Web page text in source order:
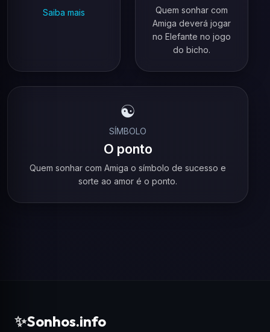
Saiba mais
Quem sonhar com
Amiga deverá jogar
no Elefante no jogo
do bicho.
☯️
SÍMBOLO
O ponto
Quem sonhar com Amiga o símbolo de sucesso e
sorte ao amor é o ponto.
✨Sonhos.info